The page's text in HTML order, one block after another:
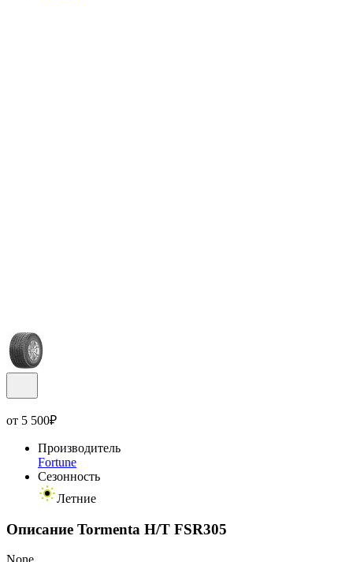
от 5 500₽
Производитель
Fortune
Сезонность
Летние
Описание Tormenta H/T FSR305